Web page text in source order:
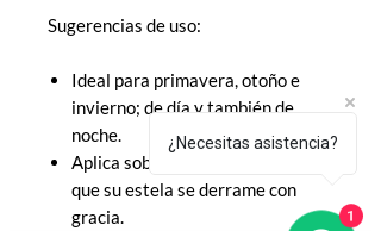
Sugerencias de uso:
Ideal para primavera, otoño e
invierno; de día y también de
noche.
Aplica sobre cuello y escote para
que su estela se derrame con
gracia.
¿Necesitas asistencia?
1